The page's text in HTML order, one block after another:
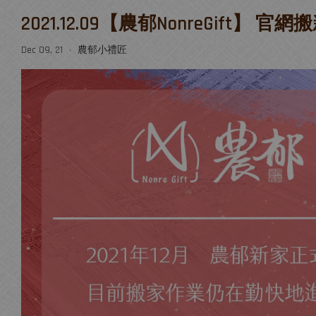
2021.12.09【農郁NonreGift】 官網
Dec 09, 21 • 農郁小禮匠